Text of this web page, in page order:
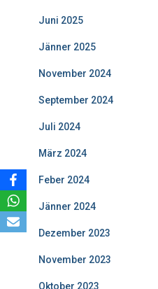
Juni 2025
Jänner 2025
November 2024
September 2024
Juli 2024
März 2024
Feber 2024
Jänner 2024
Dezember 2023
November 2023
Oktober 2023